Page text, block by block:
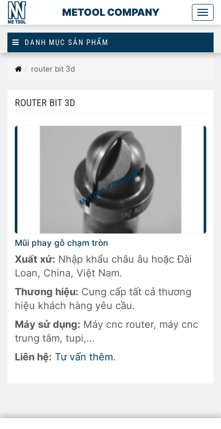
METOOL COMPANY
DANH MỤC SẢN PHẨM
Trangrouter bit 3d
ROUTER BIT 3D
Mũi phay gỗ chạm tròn
Xuất xứ: Nhập khẩu châu âu hoặc Đài
Loan, China, Việt Nam.
Thương hiệu: Cung cấp tất cả thương
hiệu khách hàng yêu cầu.
Máy sử dụng: Máy cnc router, máy cnc
trung tâm, tupi,…
Liên hệ: Tư vấn thêm.